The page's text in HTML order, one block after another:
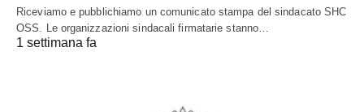
Riceviamo e pubblichiamo un comunicato stampa del sindacato SHC
OSS. Le organizzazioni sindacali firmatarie stanno…
1 settimana fa